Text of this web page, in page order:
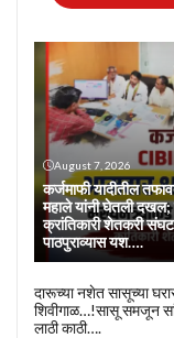
August 7, 2026
कर्जमाफी यादीतील
महाले यांनी घेतली दखल;
क्रांतिकारी शेतकरी
पाठपुराव्यास यश….
दारूच्या नशेत सासूच्या
शिवीगाळ…!सासू समजून
लाठी काठी….